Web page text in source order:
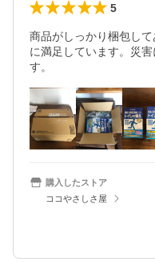
5
商品がしっかり梱包し
に満足しています。災
す。
購入したストア
ココやさしさ屋